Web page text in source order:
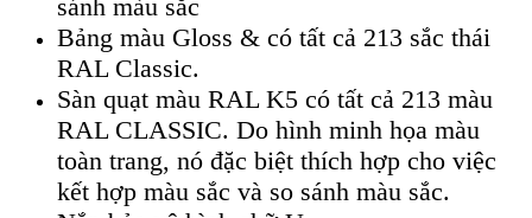
sánh màu sắc
Bảng màu Gloss & có tất cả 213 sắc thái
RAL Classic.
Sàn quạt màu RAL K5 có tất cả 213 màu
RAL CLASSIC. Do hình minh họa màu
toàn trang, nó đặc biệt thích hợp cho việc
kết hợp màu sắc và so sánh màu sắc.